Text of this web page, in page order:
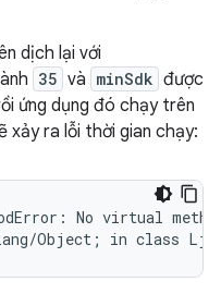
dịch lại với
35 và minSdk được
ứng dụng đó chạy trên
xảy ra lỗi thời gian chạy:
No virtual